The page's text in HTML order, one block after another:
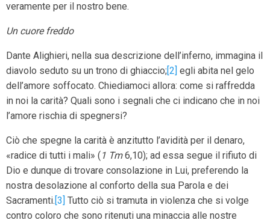
veramente per il nostro bene.
Un cuore freddo
Dante Alighieri, nella sua descrizione dell’inferno, immagina il
diavolo seduto su un trono di ghiaccio; [2] egli abita nel gelo
dell’amore soffocato. Chiediamoci allora: come si raffredda
in noi la carità? Quali sono i segnali che ci indicano che in noi
l’amore rischia di spegnersi?
Ciò che spegne la carità è anzitutto l’avidità per il denaro,
«radice di tutti i mali» ( 1 Tm6,10); ad essa segue il rifiuto di
Dio e dunque di trovare consolazione in Lui, preferendo la
nostra desolazione al conforto della sua Parola e dei
Sacramenti. [3] Tutto ciò si tramuta in violenza che si volge
contro coloro che sono ritenuti una minaccia alle nostre